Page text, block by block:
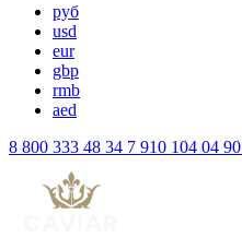
руб
usd
eur
gbp
rmb
aed
8 800 333 48 34 7 910 104 04 90